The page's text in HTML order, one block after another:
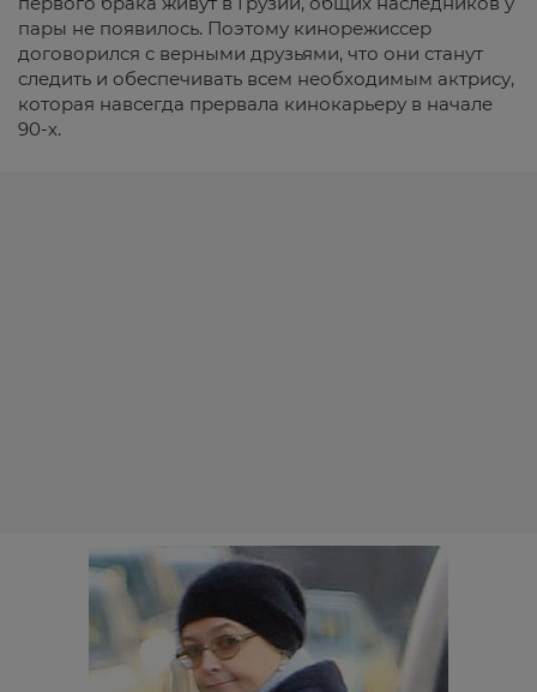
пары не появилось. Поэтому кинорежиссер
договорился с верными друзьями, что они станут
следить и обеспечивать всем необходимым актрису,
которая навсегда прервала кинокарьеру в начале
90-х.